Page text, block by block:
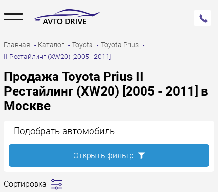
Главная Каталог Toyota
Toyota Prius
II Рестайлинг (XW20) [2005 - 2011]
Продажа Toyota Prius II
Рестайлинг (XW20) [2005 - 2011] в
Москве
Сортировка
Подобрать автомобиль
Открыть фильтр